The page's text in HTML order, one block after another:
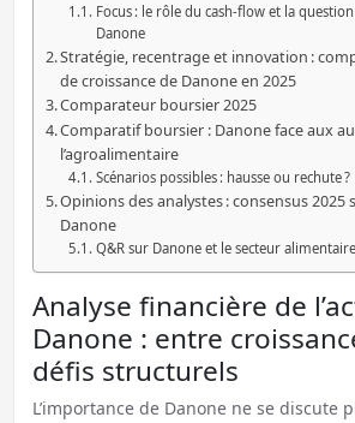
Focus : le rôle du cash-flow et la
Danone
Stratégie, recentrage et innovation :
de croissance de Danone en 2025
Comparateur boursier 2025
Comparatif boursier : Danone face aux
l’agroalimentaire
Scénarios possibles : hausse ou rechute ?
Opinions des analystes : consensus 2025
Danone
Q&R sur Danone et le secteur
Analyse financière de
Danone : entre
défis structurels
L’importance de Danone ne se discute